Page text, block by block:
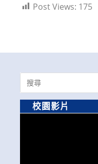
Post Views: 175
Search
for:
校園影片